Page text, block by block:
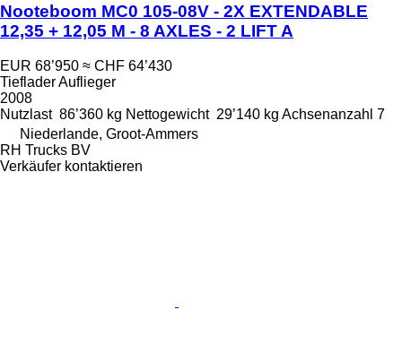
Nooteboom MC0 105-08V - 2X EXTENDABLE
12,35 + 12,05 M - 8 AXLES - 2 LIFT A
EUR 68’950 ≈ CHF 64’430
Tieflader Auflieger
2008
Nutzlast 86’360 kg Nettogewicht 29’140 kg Achsenanzahl 7
Niederlande, Groot-Ammers
RH Trucks BV
Verkäufer kontaktieren